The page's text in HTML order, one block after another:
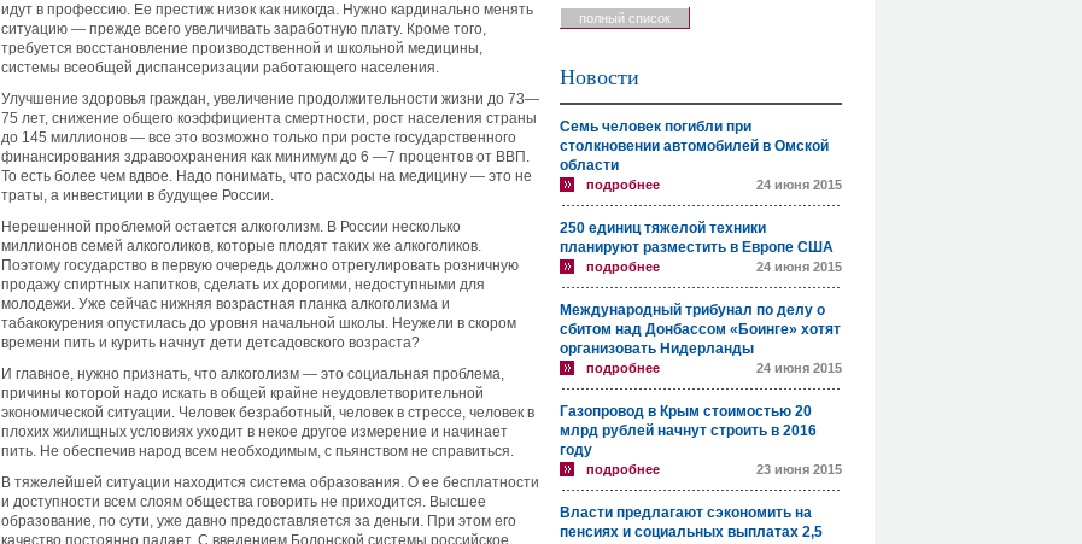
идут в профессию. Ее престиж низок как никогда. Нужно кардинально менять
ситуацию — прежде всего увеличивать заработную плату. Кроме того,
требуется восстановление производственной и школьной медицины,
системы всеобщей диспансеризации работающего населения.
Улучшение здоровья граждан, увеличение продолжительности жизни до 73—
75 лет, снижение общего коэффициента смертности, рост населения страны
до 145 миллионов — все это возможно только при росте государственного
финансирования здравоохранения как минимум до 6 —7 процентов от ВВП.
То есть более чем вдвое. Надо понимать, что расходы на медицину — это не
траты, а инвестиции в будущее России.
Нерешенной проблемой остается алкоголизм. В России несколько
миллионов семей алкоголиков, которые плодят таких же алкоголиков.
Поэтому государство в первую очередь должно отрегулировать розничную
продажу спиртных напитков, сделать их дорогими, недоступными для
молодежи. Уже сейчас нижняя возрастная планка алкоголизма и
табакокурения опустилась до уровня начальной школы. Неужели в скором
времени пить и курить начнут дети детсадовского возраста?
И главное, нужно признать, что алкоголизм — это социальная проблема,
причины которой надо искать в общей крайне неудовлетворительной
экономической ситуации. Человек безработный, человек в стрессе, человек в
плохих жилищных условиях уходит в некое другое измерение и начинает
пить. Не обеспечив народ всем необходимым, с пьянством не справиться.
В тяжелейшей ситуации находится система образования. О ее бесплатности
и доступности всем слоям общества говорить не приходится. Высшее
образование, по сути, уже давно предоставляется за деньги. При этом его
качество постоянно падает. С введением Болонской системы российское
полный список
Новости
Семь человек погибли при
столкновении автомобилей в Омской
области
подробнее 24 июня 2015
250 единиц тяжелой техники
планируют разместить в Европе США
подробнее 24 июня 2015
Международный трибунал по делу о
сбитом над Донбассом «Боинге» хотят
организовать Нидерланды
подробнее 24 июня 2015
Газопровод в Крым стоимостью 20
млрд рублей начнут строить в 2016
году
подробнее 23 июня 2015
Власти предлагают сэкономить на
пенсиях и социальных выплатах 2,5